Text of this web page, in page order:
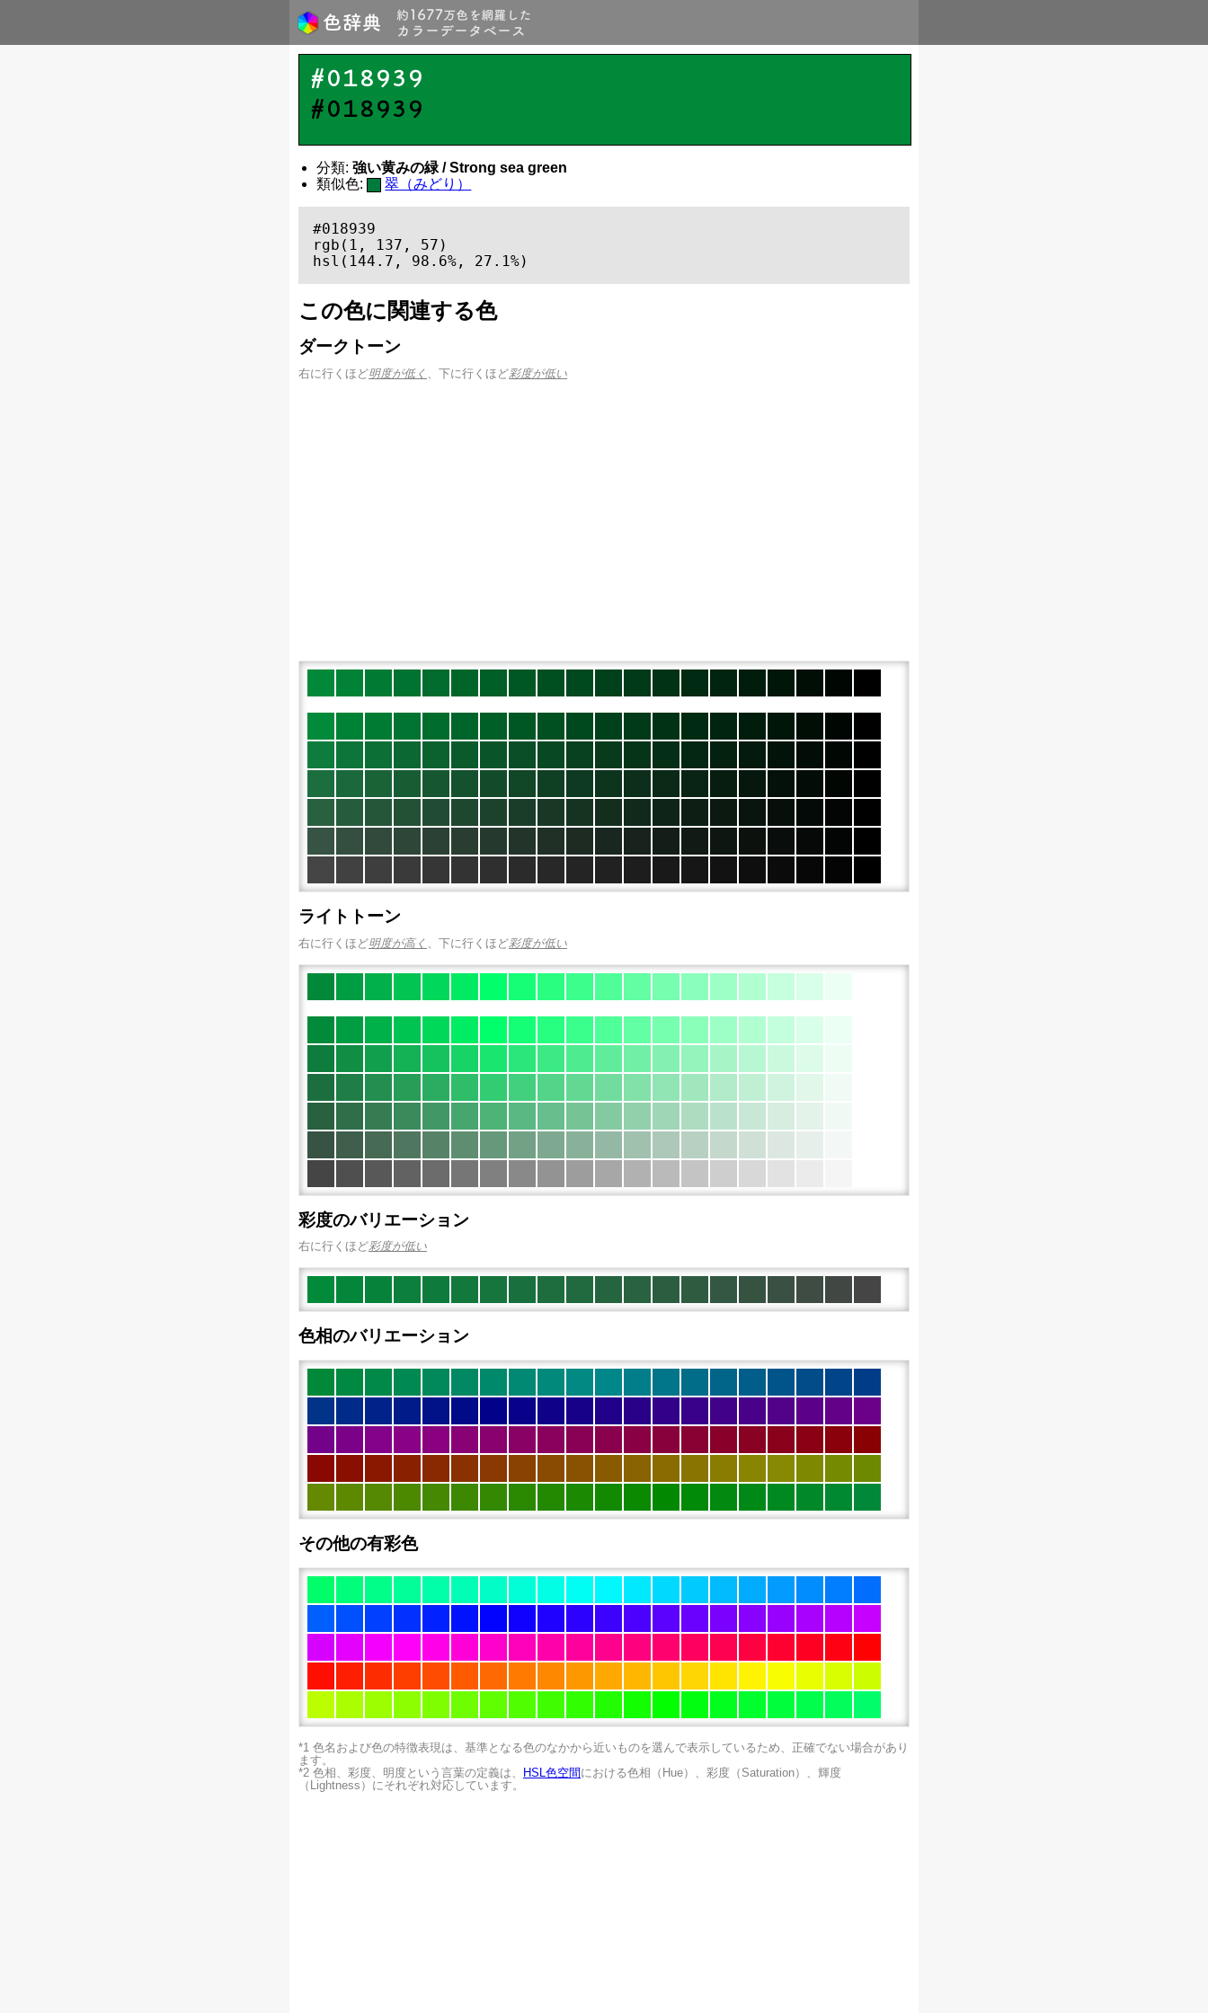
#018939
#018939
分類: 強い黄みの緑 / Strong sea green
類似色:
翠（みどり）
#018939
rgb(1, 137, 57)
hsl(144.7, 98.6%, 27.1%)
この色に関連する色
ダークトーン
右に行くほど明度が低く 、下に行くほど彩度が低い
ライトトーン
右に行くほど明度が高く 、下に行くほど彩度が低い
彩度のバリエーション
右に行くほど彩度が低い
色相のバリエーション
その他の有彩色
*1 色名および色の特徴表現は、基準となる色のなかから近いものを選んで表示しているため、正確でない場合があり
ます。
*2 色相、彩度、明度という言葉の定義は、
HSL色空間 における色相（Hue）、彩度（Saturation）、輝度
（Lightness）にそれぞれ対応しています。